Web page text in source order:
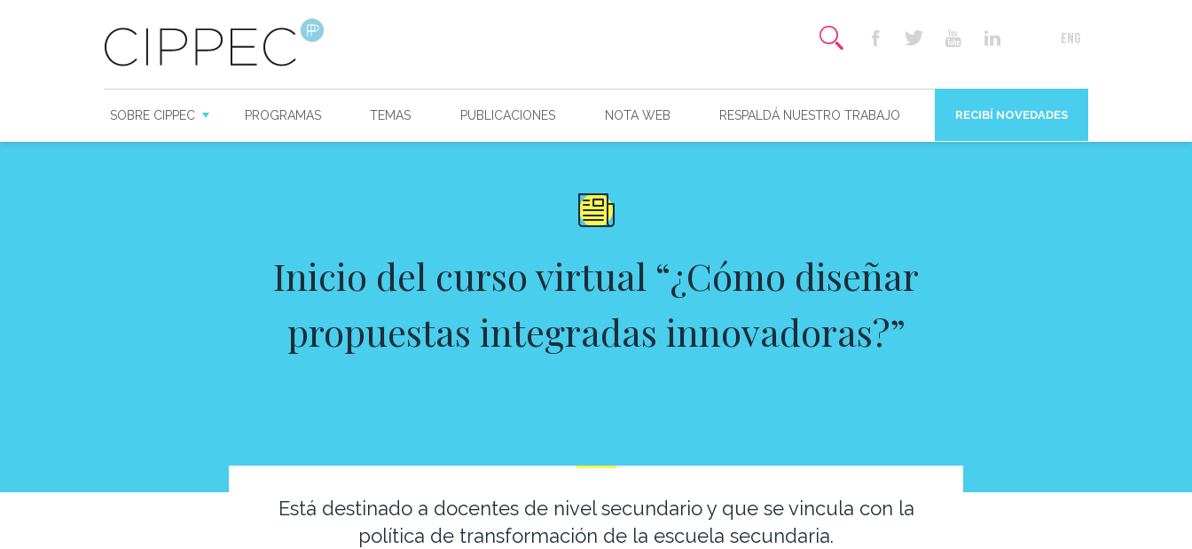
SOBRE CIPPEC PROGRAMAS TEMAS PUBLICACIONES NOTA WEB RESPALDÁ NUESTRO TRABAJO RECIBÍ NOVEDADES
Inicio del curso virtual “¿Cómo diseñar
propuestas integradas innovadoras?”
Está destinado a docentes de nivel secundario y que se vincula con la
política de transformación de la escuela secundaria.